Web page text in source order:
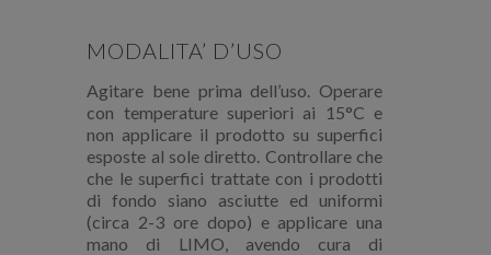
MODALITA’ D’USO
Agitare bene prima dell’uso. Operare
con temperature superiori ai 15°C e
non applicare il prodotto su superfici
esposte al sole diretto. Controllare che
che le superfici trattate con i prodotti
di fondo siano asciutte ed uniformi
(circa 2-3 ore dopo) e applicare una
mano di LIMO, avendo cura di